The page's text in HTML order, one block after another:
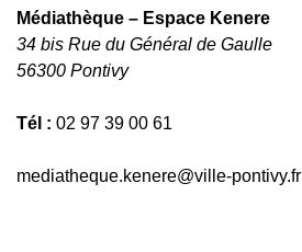
Médiathèque – Espace Kenere
34 bis Rue du Général de Gaulle
56300 Pontivy
Tél : 02 97 39 00 61
mediatheque.kenere@ville-pontivy.fr